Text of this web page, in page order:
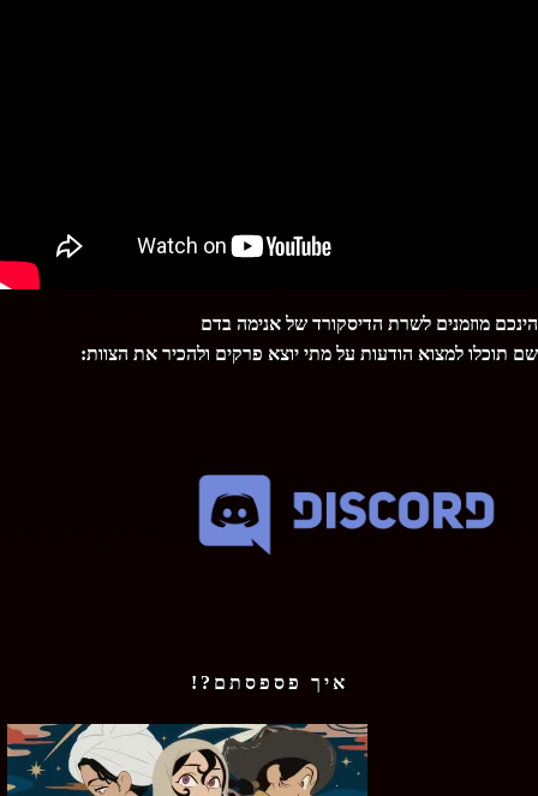
הינכם מוזמנים לשרת הדיסקורד של אנימה בדם
שם תוכלו למצוא הודעות על מתי יוצא פרקים ולהכיר את הצוות:
איך פספסתם?!